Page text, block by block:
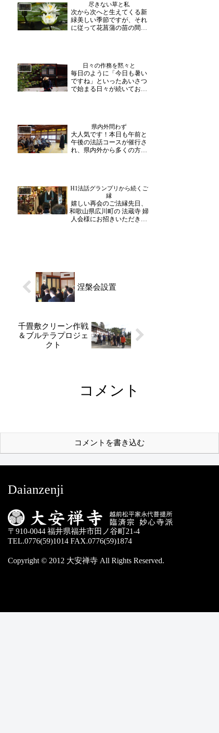
30〜 午後は13：30〜催行
しております。個人様のご
参加に関しまして...
日誌 尽きない草と私
次から次へと生えてくる新
緑美しい季節ですが、それ
に従って花菖蒲の苗の間に
も刈っても次から次へと生
えてきますので、定期的な
除草作業が必須！私たち
が...
日誌 日々の作務を黙々と
毎日のように「今日も暑い
ですね」といったあいさつ
で始まる日々が続いており
外作務をされていました。
今どきは空調服や電動チェ
ーンソーなど、便利にな
り...
日誌 県内外問わず
大人気です！本日も午前と
午後の法話コースが催行さ
れ、県内外から多くの方が
やその地方の有名な物な
ど。身近な話題から始まる
法話にリラックスした雰囲
気...
日誌
H1法話グランプリから続くご
縁
嬉しい再会のご法縁先日、
和歌山県広川町の 法蔵寺 婦
人会様にお招きいただき、
涅槃会設置
千畳敷クリーン作戦
＆ブルテラプロジェ
クト
コメント
コメントを書き込む
Daianzenji
〒910-0044 福井県福井市田ノ谷町21-4
TEL.0776(59)1014 FAX.0776(59)1874
Copyright © 2012 大安禅寺 All Rights Reserved.